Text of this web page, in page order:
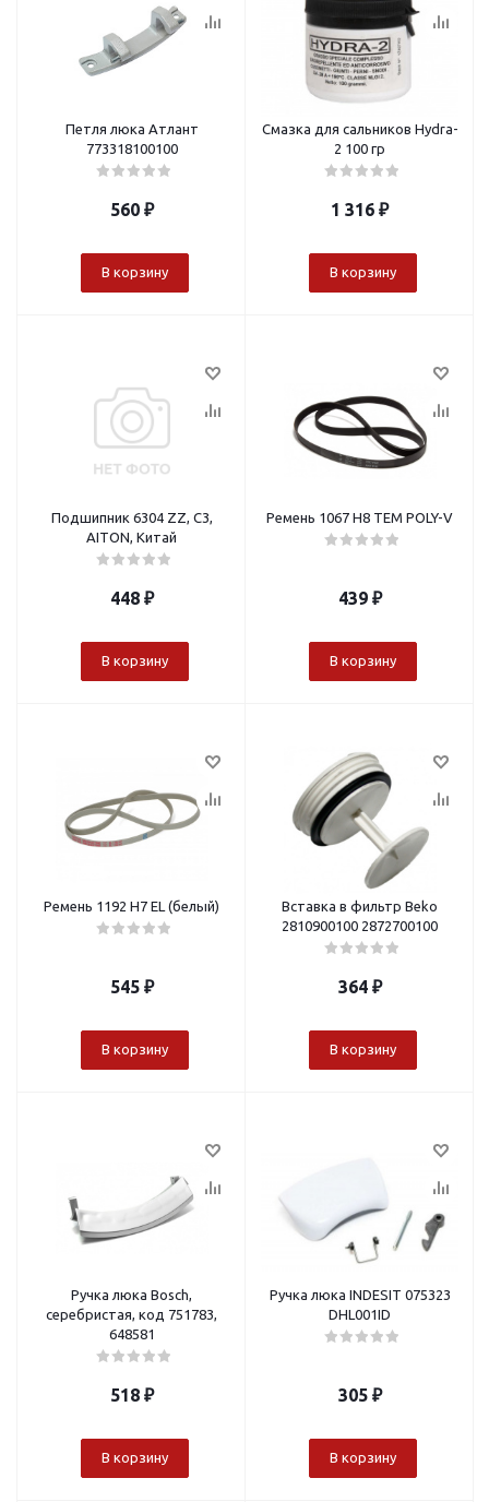
Петля люка Атлант
773318100100
560₽
В корзину
Смазка для сальников Hydra-
2 100 гр
1 316 ₽
В корзину
Подшипник 6304 ZZ, C3,
AITON, Китай
448₽
В корзину
Ремень 1067 H8 TEM POLY-V
439₽
В корзину
Ремень 1192 H7 EL (белый)
545₽
В корзину
Вставка в фильтр Beko
2810900100 2872700100
364₽
В корзину
Ручка люка Bosch,
серебристая, код 751783,
648581
518₽
В корзину
Ручка люка INDESIT 075323
DHL001ID
305₽
В корзину